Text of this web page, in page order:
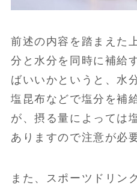
前述の内容を踏まえた
分と水分を同時に補給
ばいいかというと、水
塩昆布などで塩分を補
が、摂る量によっては
ありますので注意が必
また、スポーツドリン